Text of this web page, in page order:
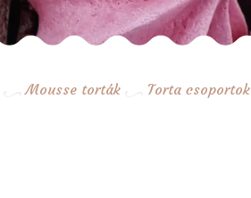
Mousse torták Torta csoportok